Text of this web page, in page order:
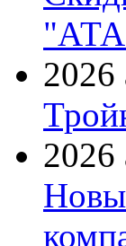
2026
2026